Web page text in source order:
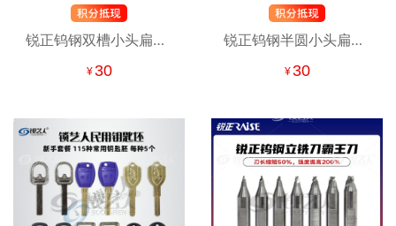
锐正钨钢双槽小头扁钻-
刀 钨钢扁钻铣刀
¥30
锐正钨钢半圆小头扁钻-
刀 钨钢扁钻铣刀
¥30